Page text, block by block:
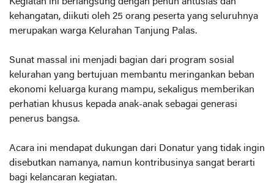
kehangatan, diikuti oleh 25 orang peserta yang seluruhnya
merupakan warga Kelurahan Tanjung Palas.
Sunat massal ini menjadi bagian dari program sosial
kelurahan yang bertujuan membantu meringankan beban
ekonomi keluarga kurang mampu, sekaligus memberikan
perhatian khusus kepada anak-anak sebagai generasi
penerus bangsa.
Acara ini mendapat dukungan dari Donatur yang tidak ingin
disebutkan namanya, namun kontribusinya sangat berarti
bagi kelancaran kegiatan.